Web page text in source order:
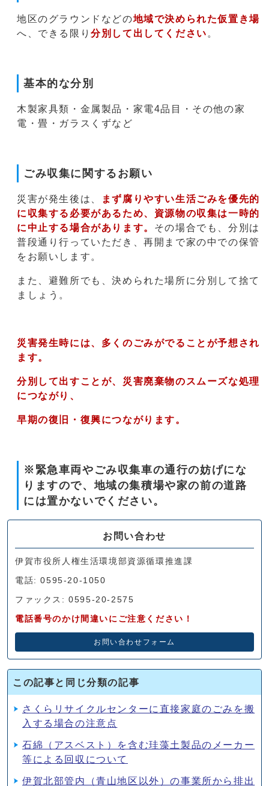
地区のグラウンドなどの地域で決められた仮置き場
へ、できる限り分別して出してください 。
基本的な分別
木製家具類・金属製品・家電4品目・その他の家
電・畳・ガラスくずなど
ごみ収集に関するお願い
災害が発生後は、
まず腐りやすい生活ごみを優先的
に収集する必要があるため、資源物の収集は一時的
に中止する場合があります。 その場合でも、分別は
普段通り行っていただき、再開まで家の中での保管
をお願いします。
また、避難所でも、決められた場所に分別して捨て
ましょう。
災害発生時には、多くのごみがでることが予想され
ます。
分別して出すことが、災害廃棄物のスムーズな処理
につながり、
早期の復旧・復興につながります。
※緊急車両やごみ収集車の通行の妨げにな
りますので、地域の集積場や家の前の道路
には置かないでください。
お問い合わせ
伊賀市役所人権生活環境部資源循環推進課
電話: 0595-20-1050
ファックス: 0595-20-2575
電話番号のかけ間違いにご注意ください！
お問い合わせフォーム
この記事と同じ分類の記事
さくらリサイクルセンターに直接家庭のごみを搬
入する場合の注意点
石綿（アスベスト）を含む珪藻土製品のメーカー
等による回収について
伊賀北部管内（青山地区以外）の事業所から排出